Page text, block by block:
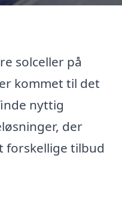
solceller på
kommet til det
nyttig
der
forskellige tilbud